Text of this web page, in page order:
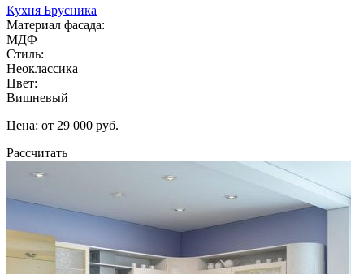
Кухня Брусника
Материал фасада:
МДФ
Стиль:
Неоклассика
Цвет:
Вишневый
Цена: от 29 000 руб.
Рассчитать